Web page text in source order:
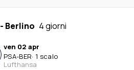
- Berlino 4 giorni
ven 02 apr
PSA-BER· 1 scalo
Lufthansa